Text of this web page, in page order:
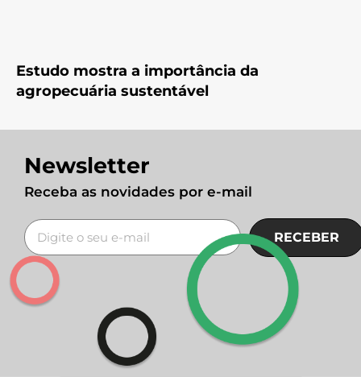
Estudo mostra a importância da
agropecuária sustentável
Newsletter
Receba as novidades por e-mail
RECEBER